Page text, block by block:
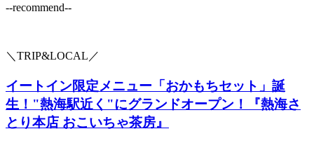
--recommend--
＼TRIP&LOCAL／
イートイン限定メニュー「おかもちセット」誕
生！"熱海駅近く"にグランドオープン！『熱海さ
とり本店 おこいちゃ茶房』